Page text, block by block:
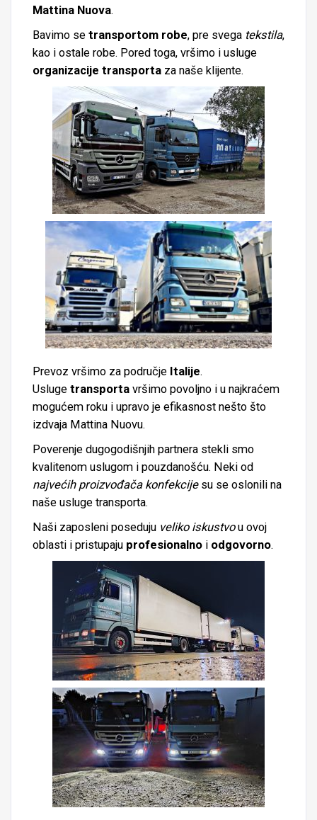
Mattina Nuova.
Bavimo se transportom robe, pre svega tekstila,
kao i ostale robe. Pored toga, vršimo i usluge
organizacije transporta za naše klijente.
Prevoz vršimo za područje Italije.
Usluge transporta vršimo povoljno i u najkraćem
mogućem roku i upravo je efikasnost nešto što
izdvaja Mattina Nuovu.
Poverenje dugogodišnjih partnera stekli smo
kvalitenom uslugom i pouzdanošću. Neki od
najvećih proizvođača konfekcijesu se oslonili na
naše usluge transporta.
Naši zaposleni poseduju veliko iskustvou ovoj
oblasti i pristupaju profesionalno i odgovorno.